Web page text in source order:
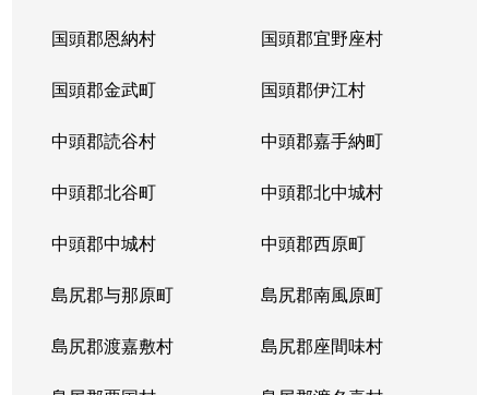
国頭郡恩納村 国頭郡宜野座村
国頭郡金武町 国頭郡伊江村
中頭郡読谷村 中頭郡嘉手納町
中頭郡北谷町 中頭郡北中城村
中頭郡中城村 中頭郡西原町
島尻郡与那原町 島尻郡南風原町
島尻郡渡嘉敷村 島尻郡座間味村